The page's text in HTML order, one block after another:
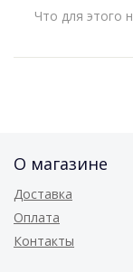
Что для этого
свяжется с
О магазине
Доставка
Оплата
Контакты